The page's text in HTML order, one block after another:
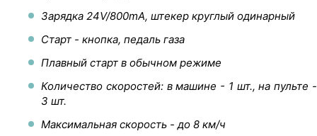
Зарядка 24V/800mA, штекер круглый одинарный
Старт - кнопка, педаль газа
Плавный старт в обычном режиме
Количество скоростей: в машине - 1 шт., на пульте -
3 шт.
Максимальная скорость - до 8 км/ч